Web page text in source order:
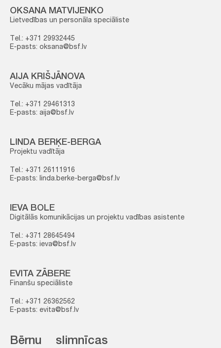
OKSANA MATVIJENKO
Lietvedības un personāla speciāliste
Tel.: +371 29932445
E-pasts: oksana@bsf.lv
AIJA KRIŠJĀNOVA
Vecāku mājas vadītāja
Tel.: +371 29461313
E-pasts: aija@bsf.lv
LINDA BERĶE-BERGA
Projektu vadītāja
Tel.: +371 26111916
E-pasts: linda.berke-berga@bsf.lv
IEVA BOLE
Digitālās komunikācijas un projektu vadības asistente
Tel.: +371 28645494
E-pasts: ieva@bsf.lv
EVITA ZĀBERE
Finanšu speciāliste
Tel.: +371 26362562
E-pasts: evita@bsf.lv
Bērnu slimnīcas